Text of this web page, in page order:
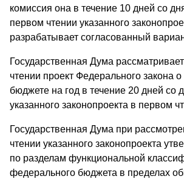
комиссия она в течение 10 дней со
первом чтении указанного
разрабатывает согласованный
Государственная Дума
чтении проект Федерального закона
бюджете на год в течение 20 дней со
указанного законопроекта в первом
Государственная Дума при
чтении указанного законопроекта
по разделам функциональной
федерального бюджета в пределах